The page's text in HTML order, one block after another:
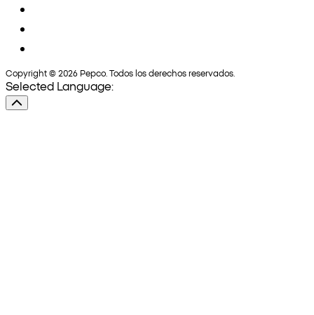
Copyright © 2026 Pepco. Todos los derechos reservados.
Selected Language: